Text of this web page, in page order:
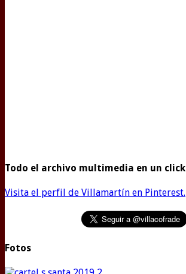
Todo el archivo multimedia en un click
Visita el perfil de Villamartín en Pinterest.
Fotos